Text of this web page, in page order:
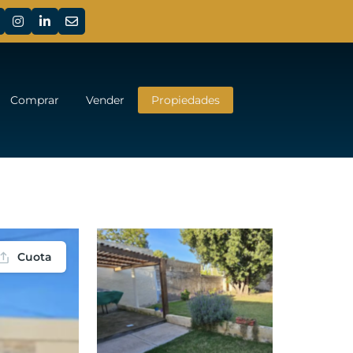
Comprar Vender Propiedades
Cuota